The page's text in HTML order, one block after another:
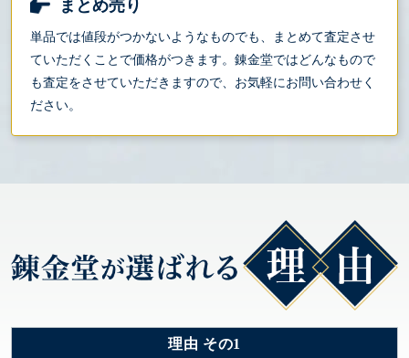
まとめ売り
単品では値段がつかないようなものでも、まとめて査定させ
ていただくことで価格がつきます。錬金堂ではどんなもので
も査定をさせていただきますので、お気軽にお問い合わせく
ださい。
理由 その1